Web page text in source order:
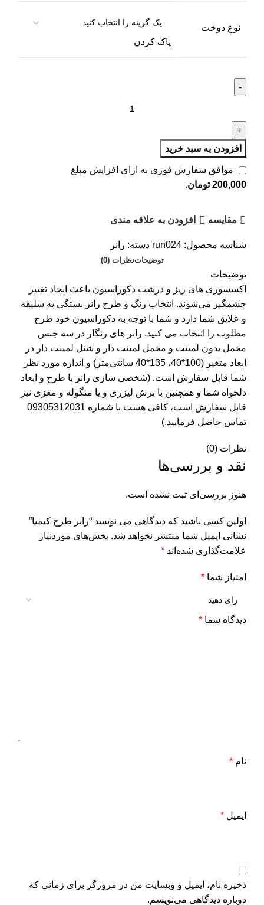
نوع دوخت
پاک کردن
افزودن به سبد خرید
موافق سفارش فوری به ازای افزایش مبلغ
200,000 تومان.
مقایسه افزودن به علاقه مندی
شناسه محصول: run024 دسته: رانر
توضیحاتنظرات (0)
توضیحات
اکسسوری های ریز و درشت دکوراسیون باعث ایجاد تغییر
چشمگیر می‌شوند. انتخاب رنگ و طرح رانر بستگی به سلیقه
و علایق شما دارد و شما با توجه به دکوراسیون خود طرح
مطلوب را اتنخاب می کنید. رانر های رنگار در سه جنس
مخمل بدون لمینت و مخمل لمینت دار و شنل لمینت دار در
ابعاد متغیر (100*40، 135*40 سانتی‌متر) و اندازه مورد نظر
شما قابل سفارش است. (شخصی سازی رانر با طرح و ابعاد
دلخواه شما و همچنین با برش لیزری و یا منگوله و مغزی نیز
قابل سفارش است، کافی هست با شماره 09305312031
تماس حاصل فرمایید.)
نظرات (0)
نقد و بررسی‌ها
هنوز بررسی‌ای ثبت نشده است.
اولین کسی باشید که دیدگاهی می نویسد “رانر طرح کیمیا”
نشانی ایمیل شما منتشر نخواهد شد. بخش‌های موردنیاز
علامت‌گذاری شده‌اند *
امتیاز شما *
دیدگاه شما *
نام *
ایمیل *
ذخیره نام، ایمیل و وبسایت من در مرورگر برای زمانی که
دوباره دیدگاهی می‌نویسم.